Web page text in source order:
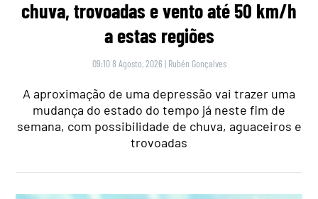
chuva, trovoadas e vento até 50 km/h
a estas regiões
09:10 8 Agosto, 2026 | Rubén Gonçalves
A aproximação de uma depressão vai trazer uma
mudança do estado do tempo já neste fim de
semana, com possibilidade de chuva, aguaceiros e
trovoadas